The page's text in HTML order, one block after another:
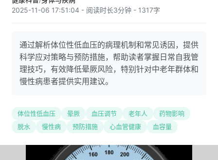
2025-11-06 17:51:04 - 阅读时长3分钟 - 1317字
通过解析体位性低血压的病理机制和常见诱因，提供
科学应对策略与预防措施，帮助读者掌握日常自我管
理技巧，有效降低晕厥风险，特别针对中老年群体和
慢性病患者提供实用建议。
体位性低血压 晕厥 血压调节 老年人
药物影响
脱水
慢性病 预防措施 心血管健康 血容量